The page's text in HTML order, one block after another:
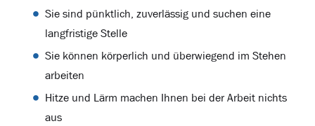
Sie sind pünktlich, zuverlässig und suchen eine
langfristige Stelle
Sie können körperlich und überwiegend im Stehen
arbeiten
Hitze und Lärm machen Ihnen bei der Arbeit nichts
aus